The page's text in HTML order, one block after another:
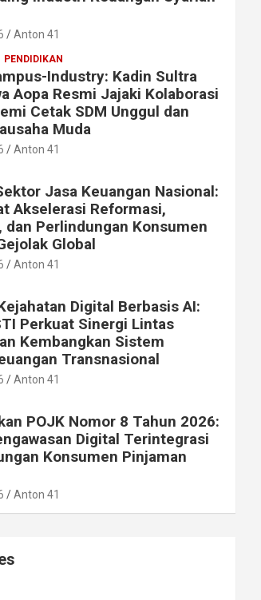
Anton 41
PENDIDIKAN
Industry: Kadin Sultra
Aopa Resmi Jajaki Kolaborasi
Cetak SDM Unggul dan
Muda
Anton 41
Jasa Keuangan Nasional:
Akselerasi Reformasi,
dan Perlindungan Konsumen
Global
Anton 41
Digital Berbasis AI:
Perkuat Sinergi Lintas
Kembangkan Sistem
Transnasional
Anton 41
POJK Nomor 8 Tahun 2026:
Digital Terintegrasi
Konsumen Pinjaman
Anton 41